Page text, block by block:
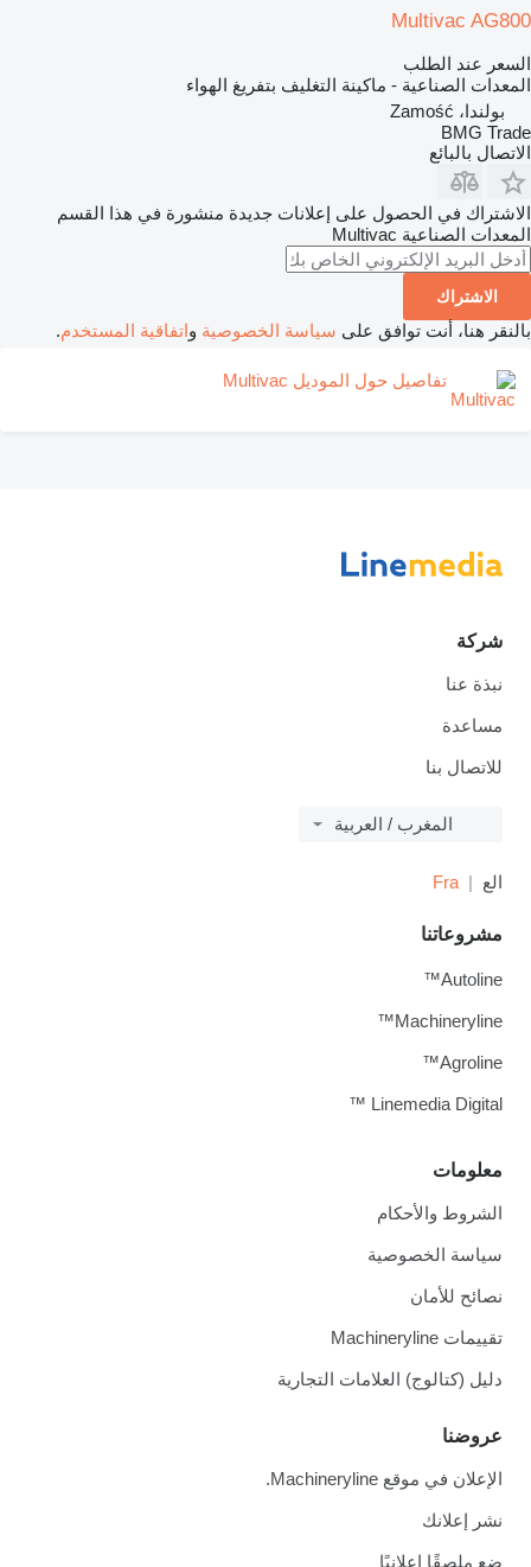
Multivac AG800
السعر عند الطلب
المعدات الصناعية - ماكينة التغليف بتفريغ الهواء
بولندا، Zamość
BMG Trade
الاتصال بالبائع
الاشتراك في الحصول على إعلانات جديدة منشورة في هذا القسم
المعدات الصناعية Multivac
الاشتراك
بالنقر هنا، أنت توافق على سياسة الخصوصية واتفاقية المستخدم.
تفاصيل حول الموديل Multivac
شركة
نبذة عنا
مساعدة
للاتصال بنا
المغرب / العربية
الع Fra
معلومات
الشروط والأحكام
سياسة الخصوصية
نصائح للأمان
تقييمات Machineryline
دليل (كتالوج) العلامات التجارية
عروضنا
الإعلان في موقع Machineryline.
نشر إعلانك
ضع ملصقًا إعلانيًا
مشروعاتنا
Autoline™
Machineryline™
Agroline™
Linemedia Digital ™